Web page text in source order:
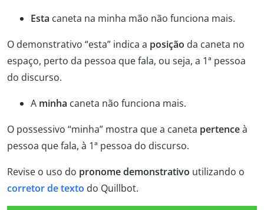
Esta caneta na minha mão não funciona mais.
O demonstrativo “esta” indica a posição da caneta no
espaço, perto da pessoa que fala, ou seja, a 1ª pessoa
do discurso.
A minha caneta não funciona mais.
O possessivo “minha” mostra que a caneta pertenceà
pessoa que fala, à 1ª pessoa do discurso.
Revise o uso do pronome demonstrativo utilizando o
corretor de texto do Quillbot.